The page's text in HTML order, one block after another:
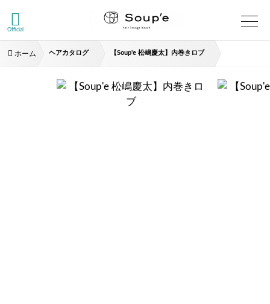
Official
ホーム ヘアカタログ 【Soup'e 松嶋慶太】内巻きロブ